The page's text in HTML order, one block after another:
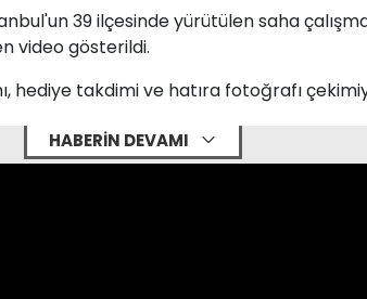
39 ilçesinde yürütülen saha
video gösterildi.
hediye takdimi ve hatıra fotoğrafı
HABERİN DEVAMI